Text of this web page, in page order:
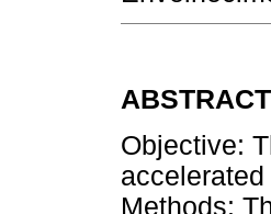
ABSTRACT
Objective:
Methods: